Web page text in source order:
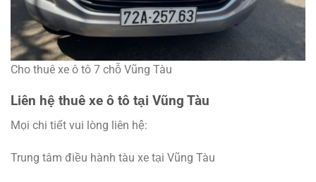
Cho thuê xe ô tô 7 chỗ Vũng Tàu
Liên hệ thuê xe ô tô tại Vũng Tàu
Mọi chi tiết vui lòng liên hệ:
Trung tâm điều hành tàu xe tại Vũng Tàu